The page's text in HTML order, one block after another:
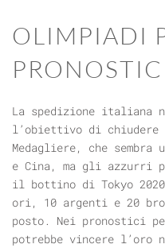
OLIMPIADI
La spedizione italiana
l’obiettivo di chiudere
Medagliere, che
e Cina, ma gli azzurri
il bottino di Tokyo
ori, 10 argenti e 20
posto. Nei pronostici
potrebbe vincere